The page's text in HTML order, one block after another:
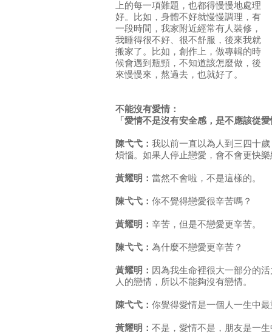
上的每一項難題，也都得慢慢地處理
好。比如，身體不好就慢慢調理，有
一段時間，我家附近經常有人裝修，
我睡得很不好、很不舒服，後來我就
搬家了。比如，創作上，做專輯的時
候會遇到瓶頸，不知道該怎麼做，後
來慢慢來，熬過去，也就好了。
不能沒有愛情：
「愛情不是沒有安全感，是不應該從
陳弋弋： 我以前一直以為人到三四十
煩惱。如果人停止戀愛，會不會更快樂
黃耀明： 當然不會啦，不是這樣的。
陳弋弋： 你不覺得戀愛很辛苦嗎？
黃耀明： 辛苦，但是不戀愛更辛苦。
陳弋弋： 為什麼不戀愛更辛苦？
黃耀明： 因為我生命裡很大一部分的
人的戀情，所以不能夠沒有戀情。
陳弋弋： 你覺得愛情是一個人一生中
黃耀明： 不是，愛情不是，朋友是一